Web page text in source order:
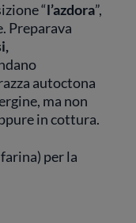
“l’azdora”,
Preparava
autoctona
ma non
in cottura.
per la